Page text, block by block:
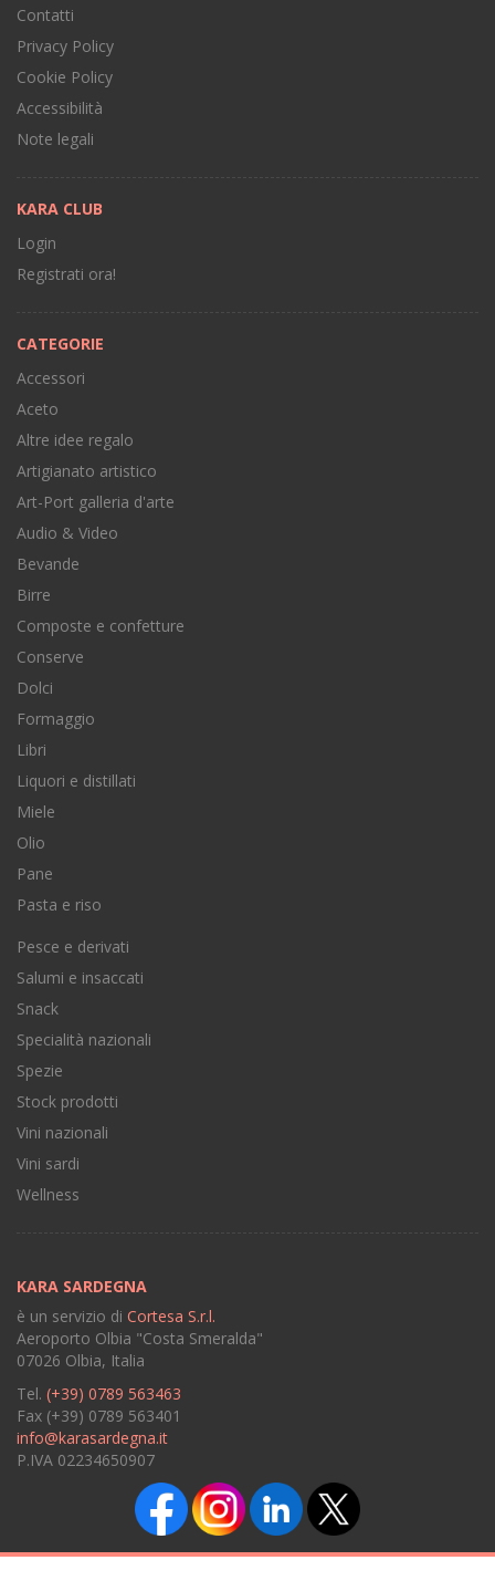
Contatti
Privacy Policy
Cookie Policy
Accessibilità
Note legali
KARA CLUB
Login
Registrati ora!
CATEGORIE
Accessori
Aceto
Altre idee regalo
Artigianato artistico
Art-Port galleria d'arte
Audio & Video
Bevande
Birre
Composte e confetture
Conserve
Dolci
Formaggio
Libri
Liquori e distillati
Miele
Olio
Pane
Pasta e riso
Pesce e derivati
Salumi e insaccati
Snack
Specialità nazionali
Spezie
Stock prodotti
Vini nazionali
Vini sardi
Wellness
KARA SARDEGNA
è un servizio di Cortesa S.r.l.
Aeroporto Olbia "Costa Smeralda"
07026 Olbia, Italia
Tel. (+39) 0789 563463
Fax (+39) 0789 563401
info@karasardegna.it
P.IVA 02234650907